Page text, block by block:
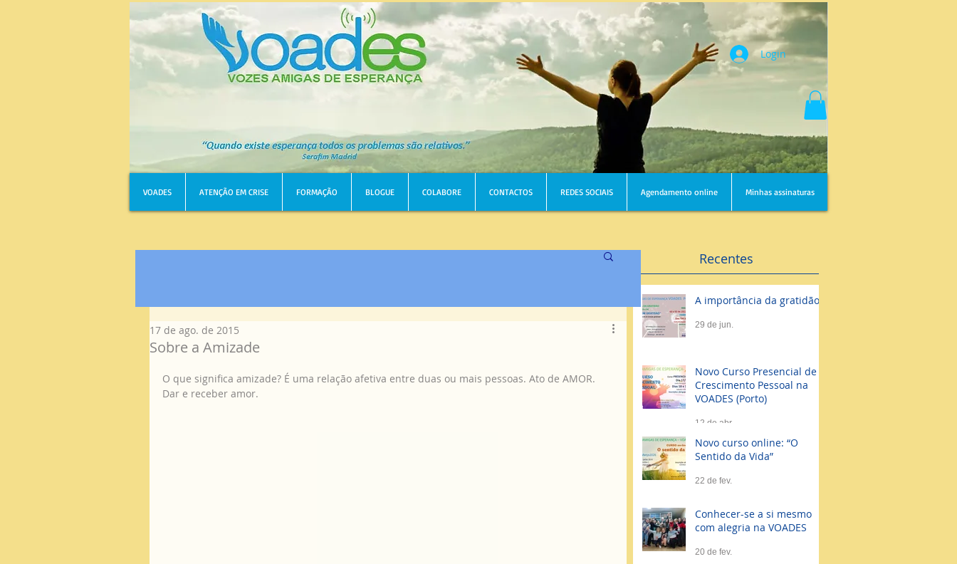
Login
VOADES ATENÇÃO EM CRISE FORMAÇÃO BLOGUE COLABORE CONTACTOS REDES SOCIAIS Agendamento online Minhas assinaturas
Recentes
A importância da gratidão
29 de jun.
Novo Curso Presencial de
Crescimento Pessoal na
VOADES (Porto)
12 de abr.
Novo curso online: “O
Sentido da Vida”
22 de fev.
Conhecer-se a si mesmo
com alegria na VOADES
20 de fev.
Sobre a Amizade
17 de ago. de 2015
O que significa amizade? É uma relação afetiva entre duas ou mais pessoas. Ato de AMOR.
Dar e receber amor.